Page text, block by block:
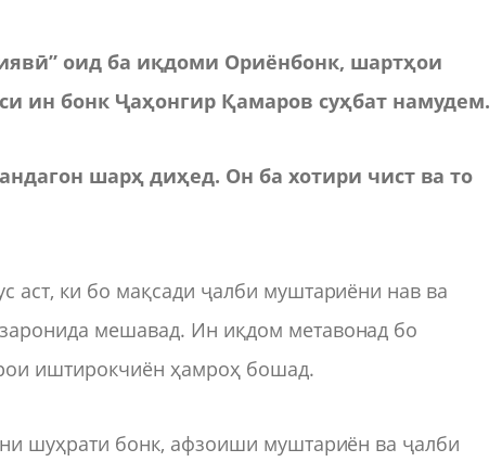
оид ба иқдоми Ориёнбонк, шартҳои
ин бонк Ҷаҳонгир Қамаров суҳбат намудем.
шарҳ диҳед. Он ба хотири чист ва то
аст, ки бо мақсади ҷалби муштариёни нав ва
мешавад. Ин иқдом метавонад бо
иштирокчиён ҳамроҳ бошад.
шуҳрати бонк, афзоиши муштариён ва ҷалби